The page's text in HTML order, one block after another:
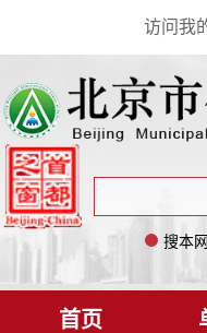
访问我
搜本网
首页